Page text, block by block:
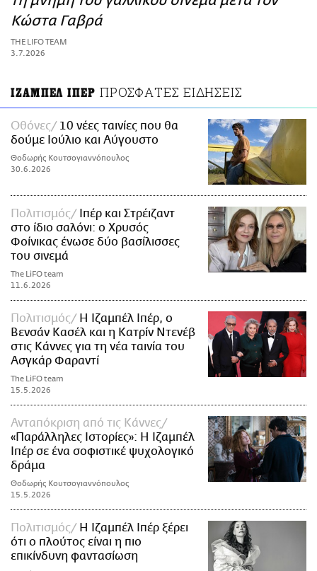
ΑΜΠΑ
PRINT
Κώστα Γαβρά
THE LIFO TEAM
3.7.2026
ΙΖΑΜΠΕΛ ΙΠΕΡ ΠΡΟΣΦΑΤΕΣ ΕΙΔΗΣΕΙΣ
Οθόνες
10 νέες ταινίες που θα
δούμε Ιούλιο και Αύγουστο
Θοδωρής Κουτσογιαννόπουλος
30.6.2026
Πολιτισμός
Ιπέρ και Στρέιζαντ
στο ίδιο σαλόνι: ο Χρυσός
Φοίνικας ένωσε δύο βασίλισσες
του σινεμά
The LiFO team
11.6.2026
Πολιτισμός
Η Ιζαμπέλ Ιπέρ, ο
Βενσάν Κασέλ και η Κατρίν Ντενέβ
στις Κάννες για τη νέα ταινία του
Ασγκάρ Φαραντί
The LiFO team
15.5.2026
Ανταπόκριση από τις Κάννες
«Παράλληλες Ιστορίες»: Η Ιζαμπέλ
Ιπέρ σε ένα σοφιστικέ ψυχολογικό
δράμα
Θοδωρής Κουτσογιαννόπουλος
15.5.2026
Πολιτισμός
Η Ιζαμπέλ Ιπέρ ξέρει
ότι ο πλούτος είναι η πιο
επικίνδυνη φαντασίωση